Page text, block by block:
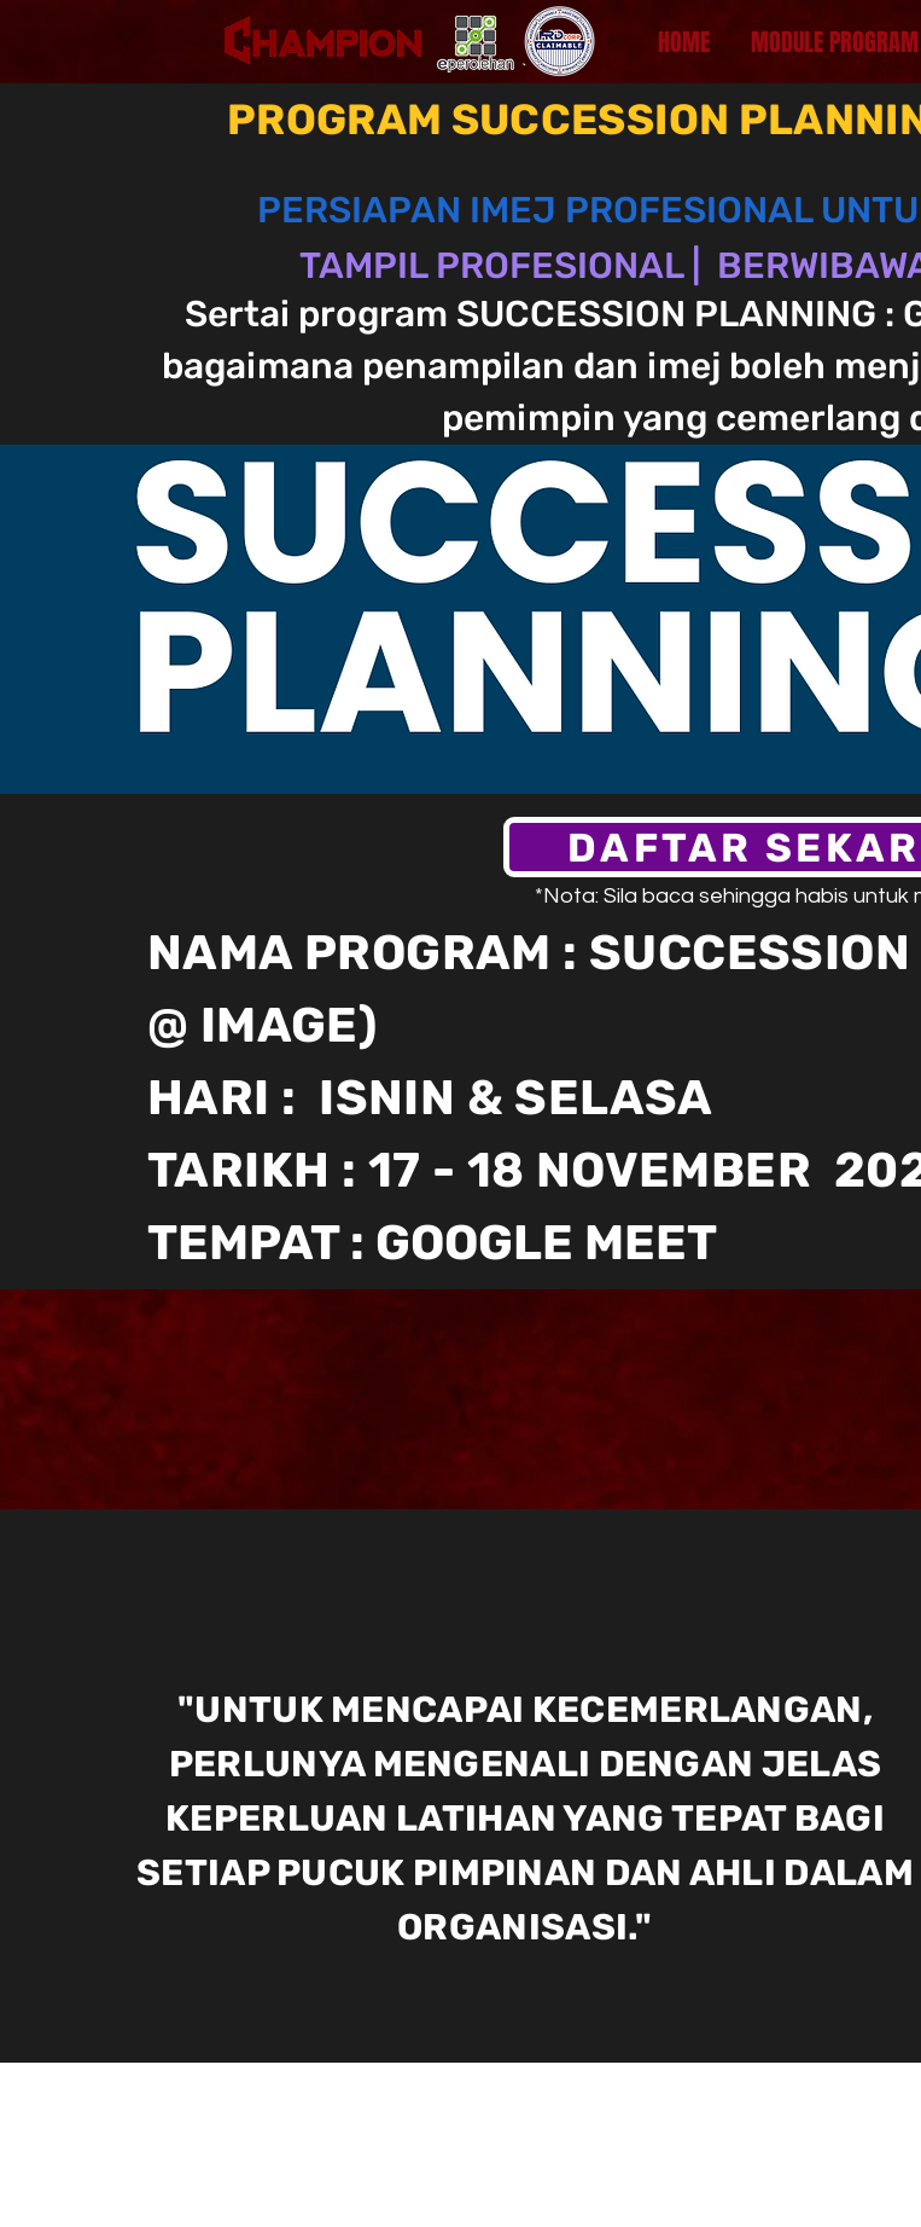
HOME MODULE PROGRAM
PROGRAM SUCCESSION
PERSIAPAN IMEJ PROFESIONAL
TAMPIL PROFESIONAL |
Sertai program SUCCESSION PLANNING :
bagaimana penampilan dan imej boleh
pemimpin yang cemerlang
DAFTAR
*Nota: Sila baca sehingga habis untuk
NAMA PROGRAM :
@ IMAGE)
HARI : ISNIN & SELASA
TARIKH : 17 - 18 NOVEMBER
TEMPAT : GOOGLE MEET
"UNTUK MENCAPAI KECEMERLANGAN,
PERLUNYA MENGENALI DENGAN JELAS
KEPERLUAN LATIHAN YANG TEPAT BAGI
SETIAP PUCUK PIMPINAN DAN AHLI DALAM
ORGANISASI."